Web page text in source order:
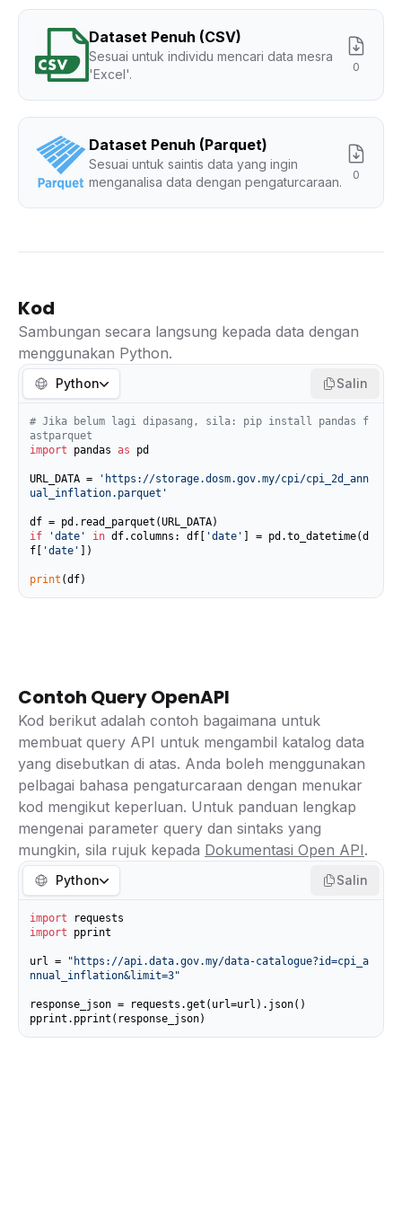
Dataset Penuh (CSV)
Sesuai untuk individu mencari data mesra
'Excel'.
0
Dataset Penuh (Parquet)
Sesuai untuk saintis data yang ingin
menganalisa data dengan pengaturcaraan.
0
Kod
Sambungan secara langsung kepada data dengan
menggunakan Python.
Python Salin
# Jika belum lagi dipasang, sila: pip install pandas f
astparquet
import pandas as pd
URL_DATA =
'https://storage.dosm.gov.my/cpi/cpi_2d_ann
ual_inflation.parquet'
if
'date' in df.columns: df[ 'date'
] = pd.to_datetime(d
f[
'date' ])
print (df)
Contoh Query OpenAPI
Kod berikut adalah contoh bagaimana untuk
membuat query API untuk mengambil katalog data
yang disebutkan di atas. Anda boleh menggunakan
pelbagai bahasa pengaturcaraan dengan menukar
kod mengikut keperluan. Untuk panduan lengkap
mengenai parameter query dan sintaks yang
mungkin, sila rujuk kepada Dokumentasi Open API.
Python Salin
import
import pprint
url =
"https://api.data.gov.my/data-catalogue?id=cpi_a
nnual_inflation&limit=3"
response_json = requests.get(url=url).json()
pprint.pprint(response_json)